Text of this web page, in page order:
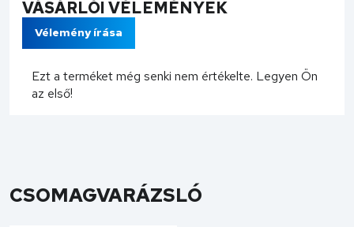
VÁSÁRLÓI VÉLEMÉNYEK
Vélemény írása
Ezt a terméket még senki nem értékelte. Legyen Ön
az első!
CSOMAGVARÁZSLÓ